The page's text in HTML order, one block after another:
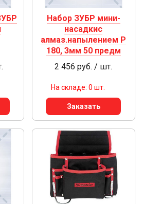
Набор ЗУБР мини-
насадкис
алмаз.напылением Р
180, 3мм 50 предм
2 456 руб. / шт.
На складе: 0 шт.
Заказать